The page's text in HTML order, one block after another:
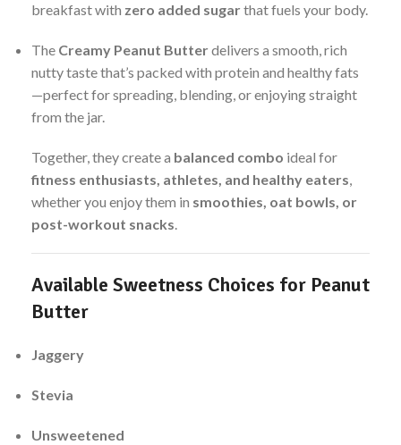
breakfast with zero added sugarthat fuels your body.
The Creamy Peanut Butterdelivers a smooth, rich
nutty taste that’s packed with protein and healthy fats
—perfect for spreading, blending, or enjoying straight
from the jar.
Together, they create a balanced combo ideal for
fitness enthusiasts, athletes, and healthy eaters,
whether you enjoy them in smoothies, oat bowls, or
post-workout snacks.
Available Sweetness Choices for Peanut
Butter
Jaggery
Stevia
Unsweetened